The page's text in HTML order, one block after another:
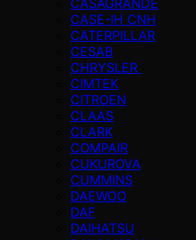
CASE-IH CNH
CATERPILLAR
CESAB
CHRYSLER
CIMTEK
CITROEN
CLAAS
CLARK
COMPAIR
CUKUROVA
CUMMINS
DAEWOO
DAF
DAIHATSU